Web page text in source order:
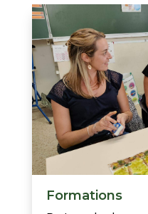
Formations